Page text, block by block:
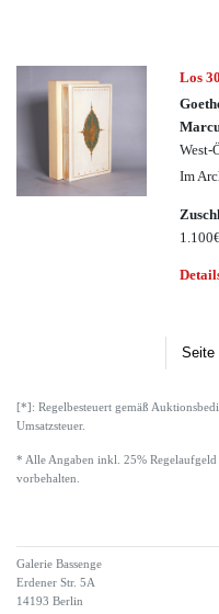
Los
West-
Im
Seite
[*]: Regelbesteuert gemäß
Umsatzsteuer.
* Alle Angaben inkl. 25%
vorbehalten.
Galerie Bassenge
Erdener Str. 5A
14193 Berlin